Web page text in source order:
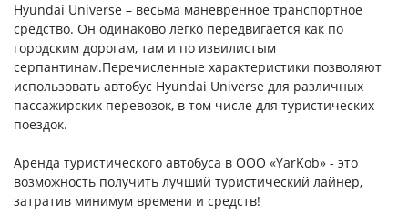
Hyundai Universe – весьма маневренное транспортное
средство. Он одинаково легко передвигается как по
городским дорогам, там и по извилистым
серпантинам.Перечисленные характеристики позволяют
использовать автобус Hyundai Universe для различных
пассажирских перевозок, в том числе для туристических
поездок.
Аренда туристического автобуса в ООО «YarKob» - это
возможность получить лучший туристический лайнер,
затратив минимум времени и средств!